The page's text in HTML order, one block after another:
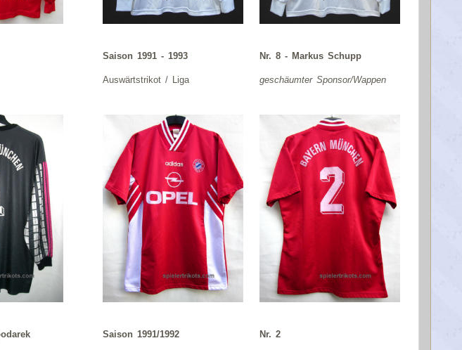
Saison 1991 - 1993
Auswärtstrikot / Liga
Nr. 8 - Markus Schupp
geschäumter Sponsor/Wappen
Saison 1991/1992 Nr. 2